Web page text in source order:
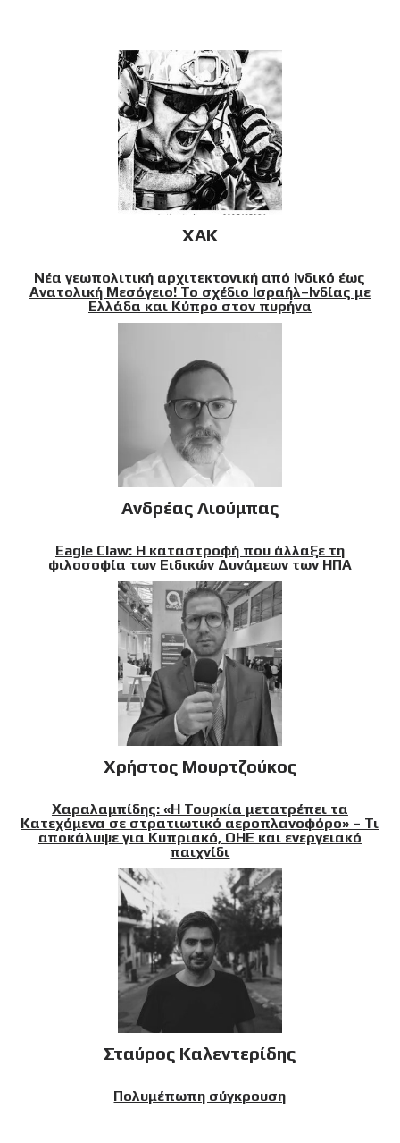
XAK
Νέα γεωπολιτική αρχιτεκτονική από Ινδικό έως
Ανατολική Μεσόγειο! Το σχέδιο Ισραήλ–Ινδίας με
Ελλάδα και Κύπρο στον πυρήνα
Ανδρέας Λιούμπας
Eagle Claw: Η καταστροφή που άλλαξε τη
φιλοσοφία των Ειδικών Δυνάμεων των ΗΠΑ
Χρήστος Μουρτζούκος
Χαραλαμπίδης: «Η Τουρκία μετατρέπει τα
Κατεχόμενα σε στρατιωτικό αεροπλανοφόρο» – Τι
αποκάλυψε για Κυπριακό, ΟΗΕ και ενεργειακό
παιχνίδι
Σταύρος Καλεντερίδης
Πολυμέπωπη σύγκρουση